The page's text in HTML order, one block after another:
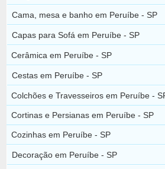
Cama, mesa e banho em Peruíbe - SP
Capas para Sofá em Peruíbe - SP
Cerâmica em Peruíbe - SP
Cestas em Peruíbe - SP
Colchões e Travesseiros em Peruíbe -
Cortinas e Persianas em Peruíbe - SP
Cozinhas em Peruíbe - SP
Decoração em Peruíbe - SP